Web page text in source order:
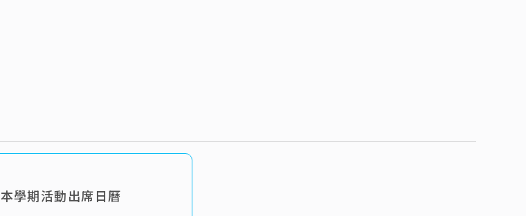
本學期活動出席日曆